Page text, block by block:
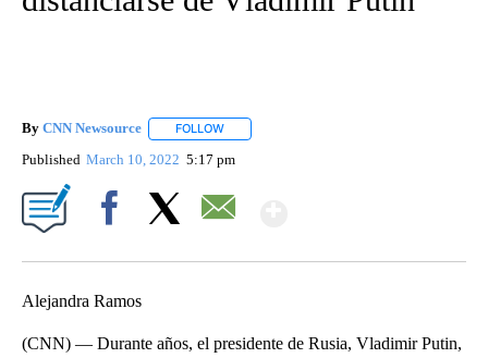
By CNN Newsource FOLLOW
Published March 10, 2022 5:17 pm
Alejandra Ramos
(CNN) — Durante años, el presidente de Rusia, Vladimir Putin,